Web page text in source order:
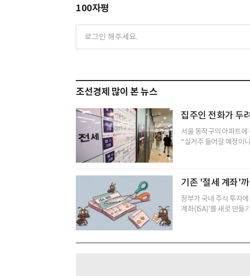
100자평
조선경제 많이 본 뉴스
집주인 전화가 두
서울 동작구의 아파트
“실거주 들어갈 예정이
기존 '절세 계좌'
정부가 국내 주식 투자
계좌(ISA)’를 새로 만들